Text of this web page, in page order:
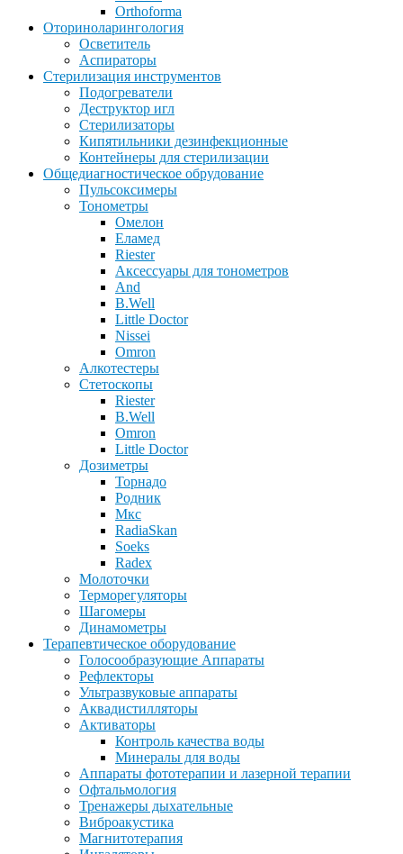
Orthoforma
Оториноларингология
Осветитель
Аспираторы
Стерилизация инструментов
Подогреватели
Деструктор игл
Стерилизаторы
Кипятильники дезинфекционные
Контейнеры для стерилизации
Общедиагностическое обрудование
Пульсоксимеры
Тонометры
Омелон
Еламед
Riester
Аксессуары для тонометров
And
B.Well
Little Doctor
Nissei
Omron
Алкотестеры
Стетоскопы
Riester
B.Well
Omron
Little Doctor
Дозиметры
Торнадо
Родник
Мкс
RadiaSkan
Soeks
Radex
Молоточки
Терморегуляторы
Шагомеры
Динамометры
Терапевтическое оборудование
Голосообразующие Аппараты
Рефлекторы
Ультразвуковые аппараты
Аквадистилляторы
Активаторы
Контроль качества воды
Минералы для воды
Аппараты фототерапии и лазерной терапии
Офтальмология
Тренажеры дыхательные
Виброакустика
Магнитотерапия